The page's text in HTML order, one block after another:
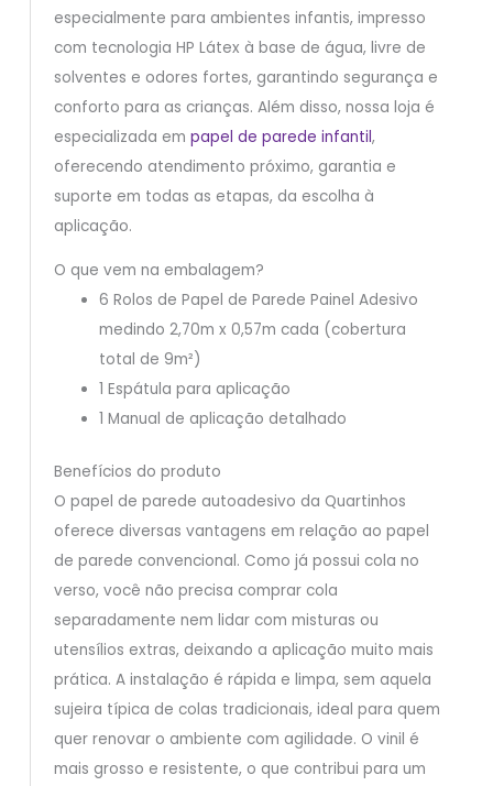
especialmente para ambientes infantis, impresso
com tecnologia HP Látex à base de água, livre de
solventes e odores fortes, garantindo segurança e
conforto para as crianças. Além disso, nossa loja é
especializada em papel de parede infantil,
oferecendo atendimento próximo, garantia e
suporte em todas as etapas, da escolha à
aplicação.
O que vem na embalagem?
6 Rolos de Papel de Parede Painel Adesivo
medindo 2,70m x 0,57m cada (cobertura
total de 9m²)
1 Espátula para aplicação
1 Manual de aplicação detalhado
Benefícios do produto
O papel de parede autoadesivo da Quartinhos
oferece diversas vantagens em relação ao papel
de parede convencional. Como já possui cola no
verso, você não precisa comprar cola
separadamente nem lidar com misturas ou
utensílios extras, deixando a aplicação muito mais
prática. A instalação é rápida e limpa, sem aquela
sujeira típica de colas tradicionais, ideal para quem
quer renovar o ambiente com agilidade. O vinil é
mais grosso e resistente, o que contribui para um